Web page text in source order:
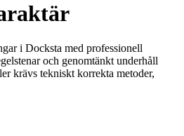
i Docksta med professionell
och genomtänkt underhåll
krävs tekniskt korrekta metoder,